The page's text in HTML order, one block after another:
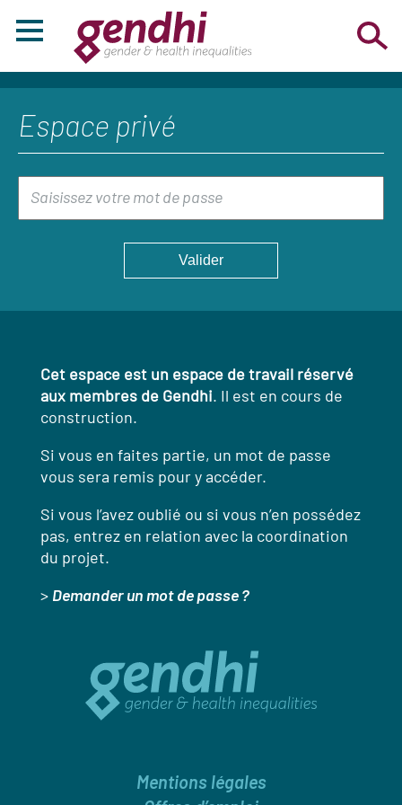
Espace privé
Cet espace est un espace de travail réservé
aux membres de Gendhi. Il est en cours de
construction.
Si vous en faites partie, un mot de passe
vous sera remis pour y accéder.
Si vous l’avez oublié ou si vous n’en possédez
pas, entrez en relation avec la coordination
du projet.
> Demander un mot de passe ?
Mentions légales